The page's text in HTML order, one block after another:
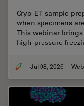
Cryo-ET sample
when specimens
This webinar
high-pressure
Jul 08, 2026